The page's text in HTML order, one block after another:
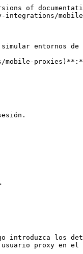
of
entornos de
mobile-
introduzca los
proxy en